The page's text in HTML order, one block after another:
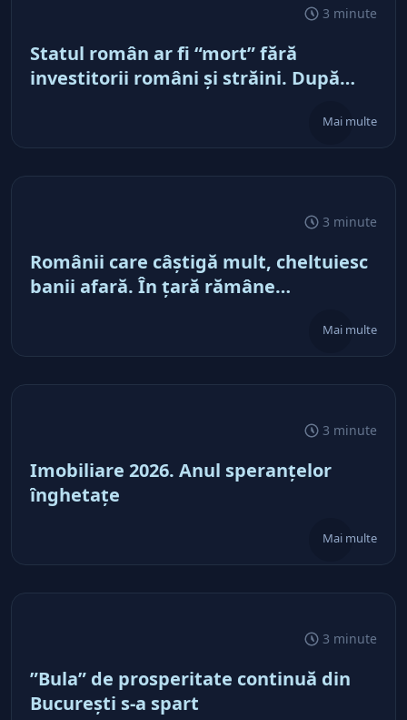
3 minute
Statul român ar fi “mort” fără
investitorii români şi străini. După
şi încă nu face diferenţa între cine îl
tine în viaţă şi cine i-a făcut rău
Mai multe
3 minute
Românii care câştigă mult, cheltuiesc
banii afară. În ţară rămâne
Mai multe
3 minute
Imobiliare 2026. Anul speranţelor
înghetaţe
Mai multe
3 minute
”Bula” de prosperitate continuă din
Bucureşti s-a spart